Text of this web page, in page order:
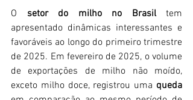
O setor do milho no Brasil tem
apresentado dinâmicas interessantes e
favoráveis ao longo do primeiro trimestre
de 2025. Em fevereiro de 2025, o volume
de exportações de milho não moído,
exceto milho doce, registrou uma queda